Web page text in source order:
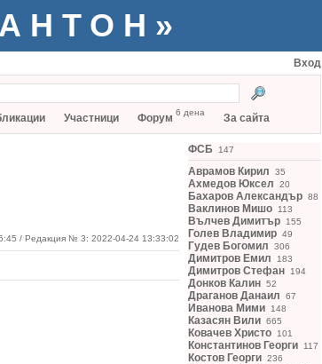
Вход
Участници Форум 6 дена За сайта
/ Редакция № 3: 2022-04-24 13:33:02
ФСБ 147
Аврамов Кирил 35
Ахмедов Юксел 20
Бахаров Александър 88
Ваклинов Мишо 113
Вълчев Димитър 155
Голев Владимир 49
Гудев Богомил 306
Димитров Емил 183
Димитров Стефан 194
Донков Калин 52
Драганов Данаил 67
Иванова Мими 148
Казасян Вили 665
Ковачев Христо 101
Константинов Георги 117
Костов Георги 236